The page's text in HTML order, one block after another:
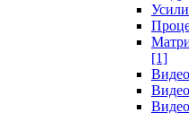
[1]